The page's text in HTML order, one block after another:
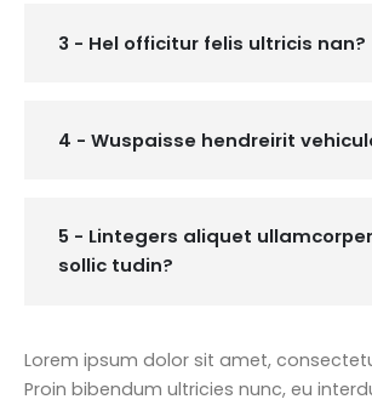
3 - Hel officitur felis ultricis nan?
4 - Wuspaisse hendreirit
5 - Lintegers aliquet
sollic tudin?
Lorem ipsum dolor sit amet,
Proin bibendum ultricies nunc, eu